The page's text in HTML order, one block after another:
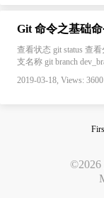
Git 命令之基础
查看状态 git status 查
支名称 git branch
2019-03-18, Views:
©2026